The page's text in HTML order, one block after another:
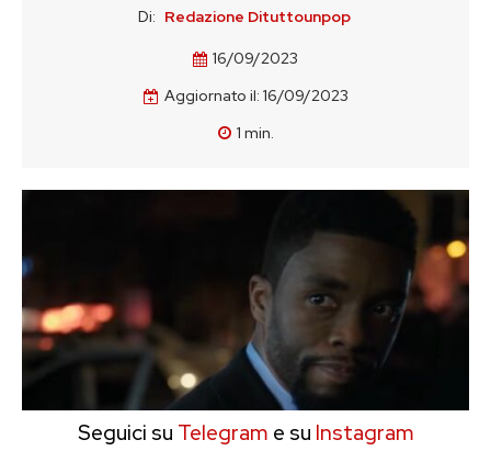
Di: Redazione Dituttounpop
16/09/2023
Aggiornato il: 16/09/2023
1 min.
Seguici su Telegram e su Instagram